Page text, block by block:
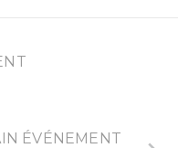
ÉVÉNEMENT